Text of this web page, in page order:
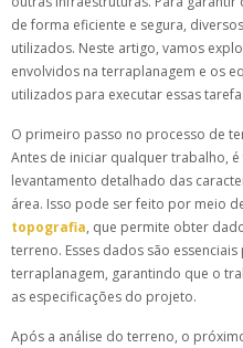
de forma eficiente e segura,
utilizados. Neste artigo, vamos
envolvidos na terraplanagem e os
utilizados para executar essas
O primeiro passo no processo de
Antes de iniciar qualquer trabalho,
levantamento detalhado das
área. Isso pode ser feito por meio
topografia, que permite obter
terreno. Esses dados são
terraplanagem, garantindo que o
as especificações do projeto.
Após a análise do terreno, o